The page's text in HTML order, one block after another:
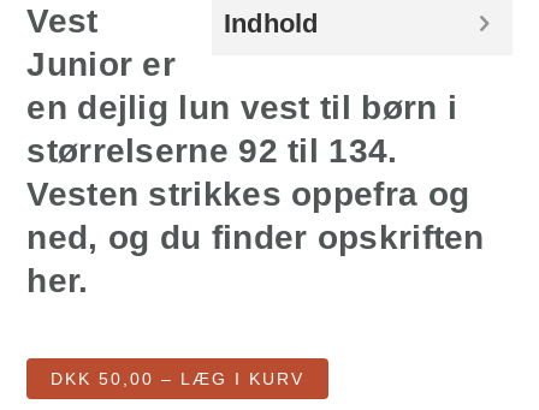
Indhold
Vest
Junior er
en dejlig lun vest til børn i
størrelserne 92 til 134.
Vesten strikkes oppefra og
ned, og du finder opskriften
her.
DKK 50,00 – LÆG I KURV